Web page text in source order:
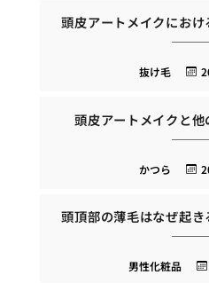
頭皮アートメイクにお
抜け毛
頭皮アートメイクと
かつら
頭頂部の薄毛はなぜ起
男性化粧品